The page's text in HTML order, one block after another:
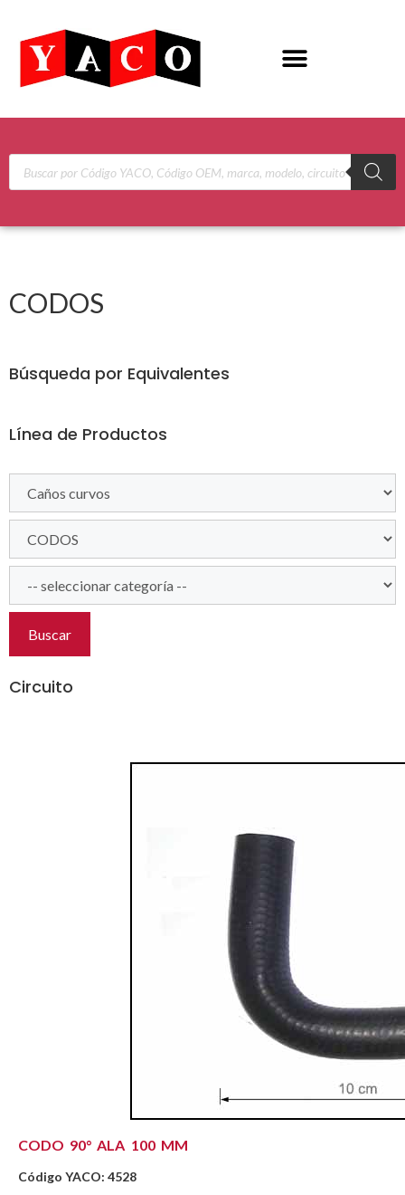
CODOS
Búsqueda por Equivalentes
Línea de Productos
Buscar
Circuito
CODO 90° ALA 100 MM
Código YACO: 4528